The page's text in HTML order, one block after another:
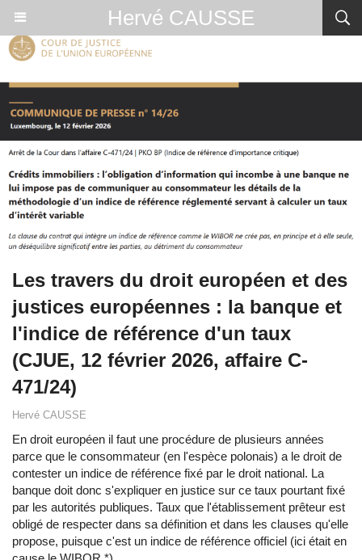
Hervé CAUSSE
Les travers du droit européen et des
justices européennes : la banque et
l'indice de référence d'un taux
(CJUE, 12 février 2026, affaire C-
471/24)
Hervé CAUSSE
En droit européen il faut une procédure de plusieurs années
parce que le consommateur (en l'espèce polonais) a le droit de
contester un indice de référence fixé par le droit national. La
banque doit donc s'expliquer en justice sur ce taux pourtant fixé
par les autorités publiques. Taux que l'établissement prêteur est
obligé de respecter dans sa définition et dans les clauses qu'elle
propose, puisque c'est un indice de référence officiel (ici était en